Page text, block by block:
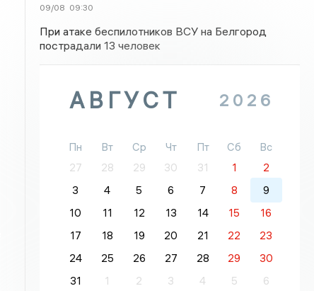
09/08 09:30
При атаке беспилотников ВСУ на Белгород
пострадали 13 человек
АВГУСТ 2026
Пн Вт Ср Чт Пт Сб
Вс
27
28 29 30 31 1
2
3
4 5 6 7 8
9
10
11 12 13 14 15
16
17
18 19 20 21 22
23
24
25 26 27 28 29
30
31
1 2 3 4 5 6